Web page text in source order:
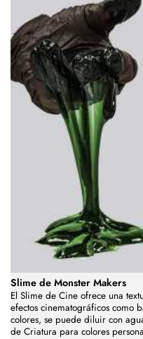
Slime de Monster Makers
El Slime de Cine ofrece una
efectos cinematográficos como
colores, se puede diluir con
de Criatura para colores